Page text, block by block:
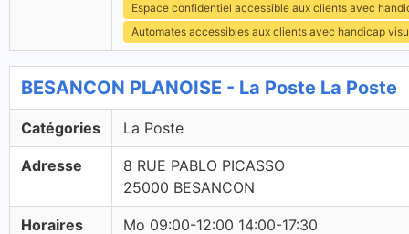
Espace confidentiel accessible aux clients avec
Automates accessibles aux clients avec handicap
BESANCON PLANOISE - La Poste La Poste
Catégories La Poste
Adresse
8 RUE PABLO PICASSO
25000 BESANCON
Horaires
Mo 09:00-12:00 14:00-17:30